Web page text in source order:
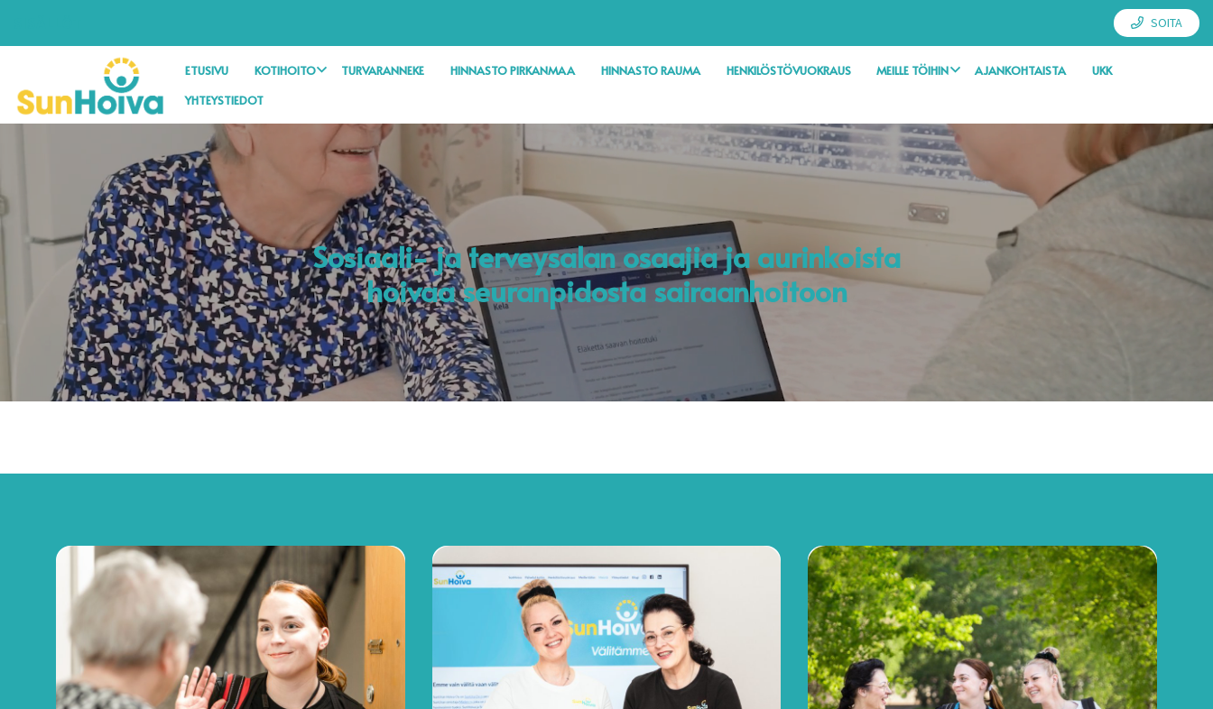
SOITA
ETUSIVU KOTIHOITO TURVARANNEKE HINNASTO PIRKANMAA HINNASTO RAUMA HENKILÖSTÖVUOKRAUS MEILLE TÖIHIN AJANKOHTAISTA
UKK
YHTEYSTIEDOT
Sosiaali- ja terveysalan osaajia ja aurinkoista
hoivaa seuranpidosta sairaanhoitoon